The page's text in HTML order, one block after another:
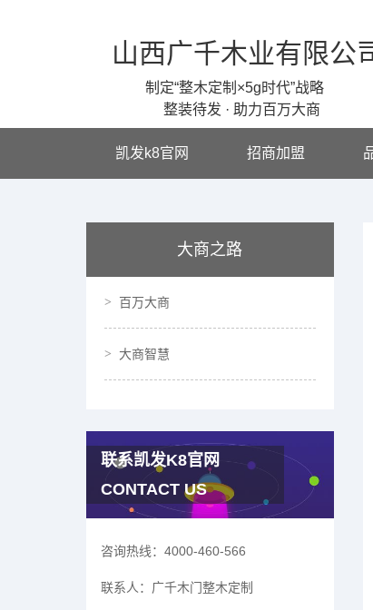
山西广千木业有限公
制定“整木定制×5g时代”战略
整装待发 · 助力百万大商
凯发k8官网 招商加盟
大商之路
百万大商
大商智慧
联系凯发K8官网
CONTACT US
咨询热线： 4000-460-566
联系人： 广千木门整木定制